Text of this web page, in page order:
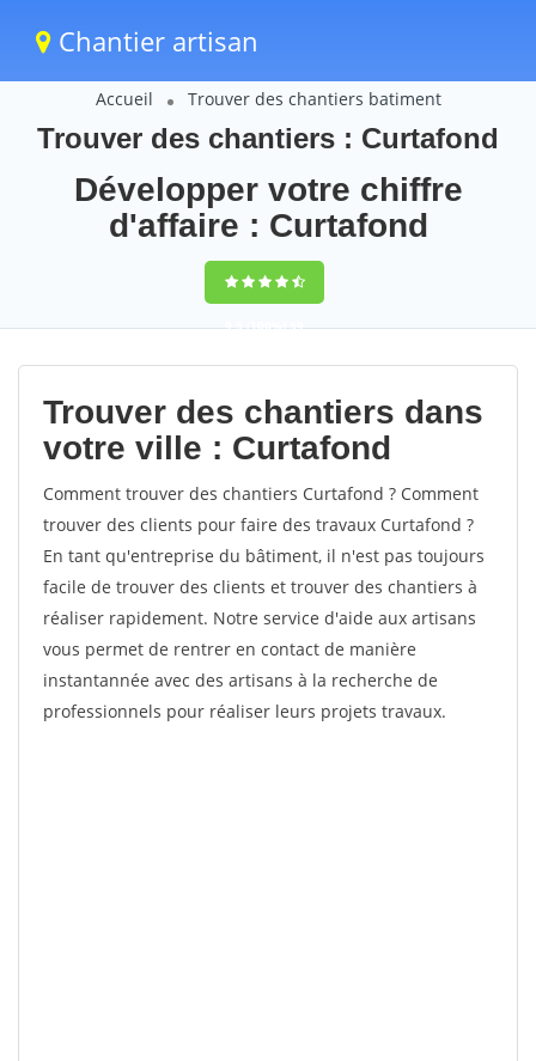
Chantier artisan
Accueil Trouver des chantiers batiment
Trouver des chantiers : Curtafond
Développer votre chiffre
d'affaire : Curtafond
9,5(100%)59
votes
Trouver des chantiers dans
votre ville : Curtafond
Comment trouver des chantiers Curtafond ? Comment
trouver des clients pour faire des travaux Curtafond ?
En tant qu'entreprise du bâtiment, il n'est pas toujours
facile de trouver des clients et trouver des chantiers à
réaliser rapidement. Notre service d'aide aux artisans
vous permet de rentrer en contact de manière
instantannée avec des artisans à la recherche de
professionnels pour réaliser leurs projets travaux.